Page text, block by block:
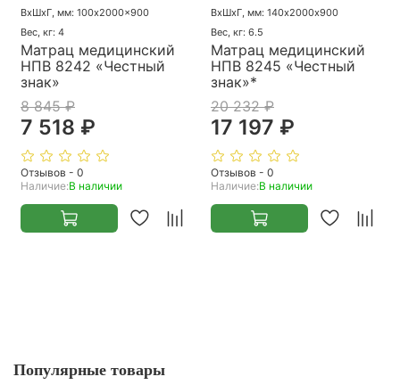
ВхШхГ, мм: 100x2000x900
Вес, кг: 4
Матрац медицинский
НПВ 8242 «Честный
знак»
8 845 ₽
7 518 ₽
Отзывов - 0
Наличие:В наличии
ВхШхГ, мм: 140х2000х900
Вес, кг: 6.5
Матрац медицинский
НПВ 8245 «Честный
знак»*
20 232 ₽
17 197 ₽
Отзывов - 0
Наличие:В наличии
Популярные товары